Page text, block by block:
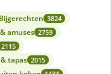
Bijgerechten 3824
amuses 2759
2115
tapas 2015